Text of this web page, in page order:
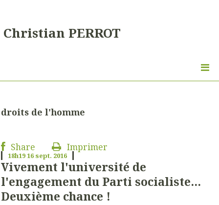
Christian PERROT
droits de l'homme
Share Imprimer
18h1916 sept. 2016
Vivement l'université de
l'engagement du Parti socialiste...
Deuxième chance !